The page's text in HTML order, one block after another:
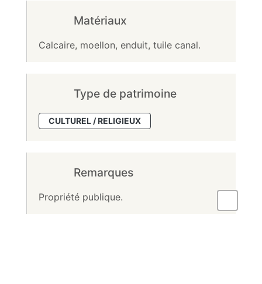
Matériaux
Calcaire, moellon, enduit, tuile canal.
Type de patrimoine
CULTUREL / RELIGIEUX
Remarques
Propriété publique.